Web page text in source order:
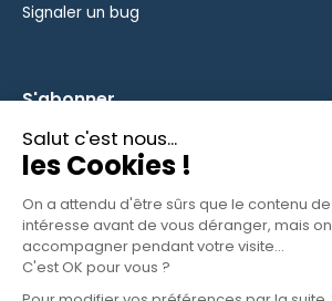
Signaler un bug
S'abonner
Inscrivez-vous à notre newsletter pour
fonctionnalités et des nouveautés.
S'ABONNER